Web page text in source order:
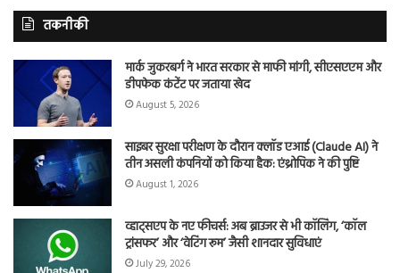
तकनीकी
मार्क जुकरबर्ग ने भारत सरकार से माफी मांगी, सीएसएएम और
डीपफेक कंटेंट पर जताया खेद
August 5, 2026
साइबर सुरक्षा परीक्षण के दौरान क्लॉड एआई (Claude AI) ने
तीन असली कंपनियों को किया हैक: एंथ्रोपिक ने की पुष्टि
August 1, 2026
व्हाट्सएप के नए फीचर्स: अब ब्राउजर से भी कॉलिंग, ‘कॉल
ट्रांसफर’ और ‘वेटिंग रूम’ जैसी शानदार सुविधाएं
July 29, 2026